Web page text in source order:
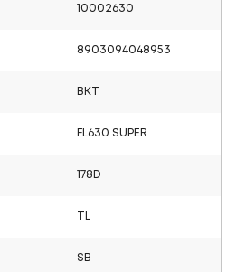
10002630
8903094048953
BKT
FL630 SUPER
178D
SB